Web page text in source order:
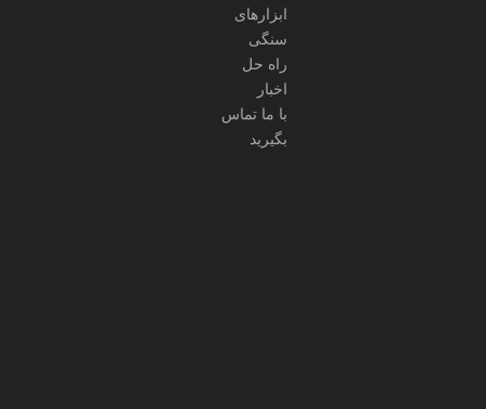
ابزارهای
سنگی
راه حل
اخبار
با ما تماس
بگیرید